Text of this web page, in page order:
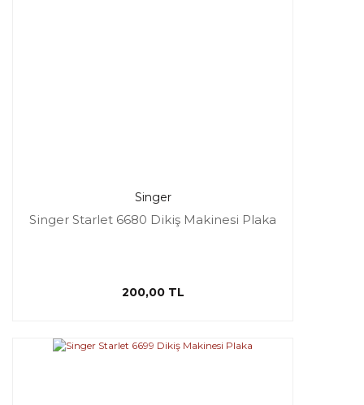
Singer
Singer Starlet 6680 Dikiş Makinesi Plaka
200,00 TL